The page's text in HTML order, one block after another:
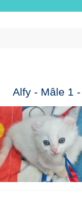
Alfy - Mâle 1